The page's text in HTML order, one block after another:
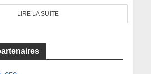
LIRE LA SUITE